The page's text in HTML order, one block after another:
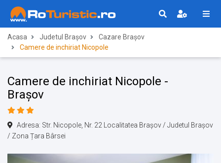
Acasa Judetul Brașov
Cazare Brașov
Camere de inchiriat Nicopole
Camere de inchiriat Nicopole -
Brașov
Adresa: Str. Nicopole, Nr. 22 Localitatea Brașov / Judetul Brașov
/ Zona Țara Bârsei